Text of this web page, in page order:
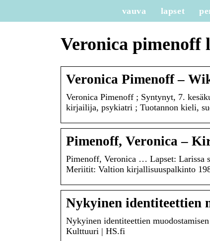
vauva lapset
Veronica pimenoff
Veronica Pimenoff –
Veronica Pimenoff ; Syntynyt, 7.
kirjailija, psykiatri ; Tuotannon kieli,
Pimenoff, Veronica –
Pimenoff, Veronica … Lapset: Larissa
Meriitit: Valtion kirjallisuuspalkinto
Nykyinen identiteettien
Nykyinen identiteettien
Kulttuuri | HS.fi